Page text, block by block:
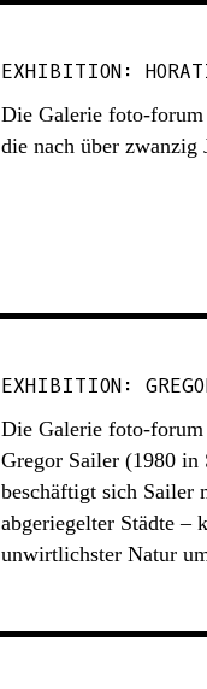
EXHIBITION:
Die Galerie foto-forum
die nach über zwanzig
EXHIBITION:
Die Galerie foto-forum
Gregor Sailer (1980 in
beschäftigt sich Sailer
abgeriegelter Städte –
unwirtlichster Natur